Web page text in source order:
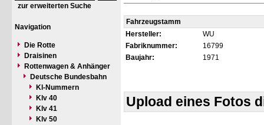
zur erweiterten Suche
Navigation
Die Rotte
Draisinen
Rottenwagen & Anhänger
Deutsche Bundesbahn
Kl-Nummern
Klv 40
Klv 41
Klv 50
Fahrzeugstamm
Hersteller:
WU
Fabriknummer:
16799
Baujahr:
1971
Upload eines Fotos